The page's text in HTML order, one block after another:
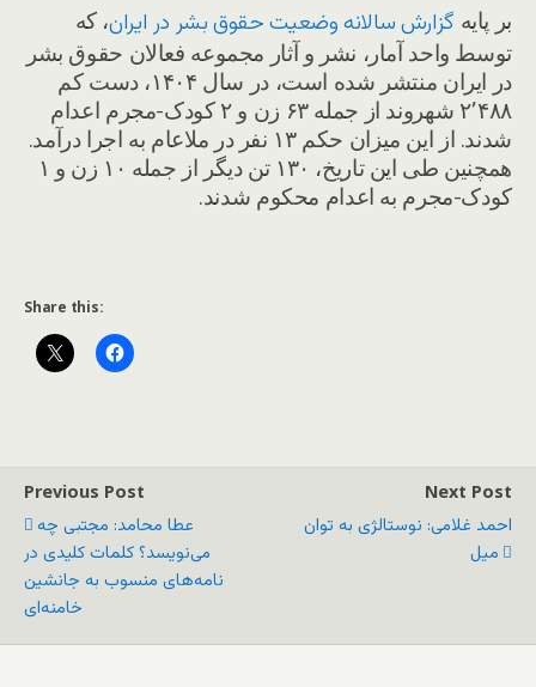
بر پایه گزارش سالانه وضعیت حقوق بشر در ایران، که
توسط واحد آمار، نشر و آثار مجموعه فعالان حقوق بشر
در ایران منتشر شده است، در سال ۱۴۰۴، دست کم
۲٬۴۸۸ شهروند از جمله ۶۳ زن و ۲ کودک-مجرم اعدام
شدند. از این میزان حکم ۱۳ نفر در ملاعام به اجرا درآمد.
همچنین طی این تاریخ، ۱۳۰ تن دیگر از جمله ۱۰ زن و ۱
کودک-مجرم به اعدام محکوم شدند.
Share this:
Previous Post
عطا محامد: مجتبی چه
می‌نویسد؟ کلمات کلیدی در
نامه‌های منسوب به جانشین
خامنه‌ای
Next Post
احمد غلامی: نوستالژی به توان
میل